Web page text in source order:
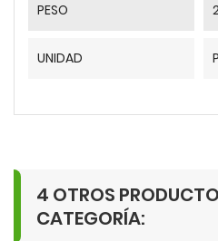
PESO
UNIDAD
4 OTROS
CATEGORÍA: